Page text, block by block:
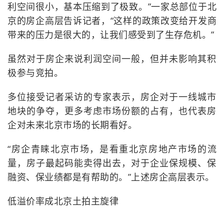
利空间很小，基本压缩到了极致。”一家总部位于北
京的房企高层告诉记者，“这样的政策改变给开发商
带来的压力是很大的，让我们感受到了生存危机。”
虽然对于房企来说利润空间一般，但并未影响其积
极参与竞拍。
多位接受记者采访的专家表示，房企对于一线城市
地块的争夺，更多考虑市场份额的占有，也代表房
企对未来北京市场的长期看好。
“房企青睐北京市场，是看重北京房地产市场的流
量，房子最起码能卖得出去，对于企业保规模、保
融资、保业绩都是有帮助的。”上述房企高层表示。
低溢价率成北京土拍主旋律